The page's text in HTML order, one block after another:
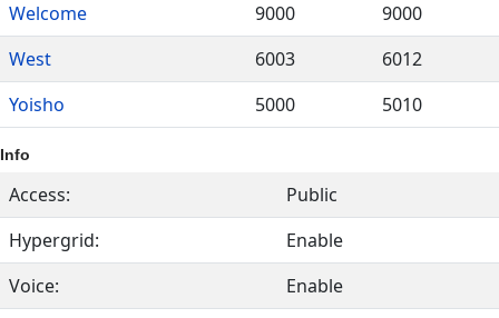
Welcome
9000
9000
West
6003
6012
Yoisho
5000 5010
Info
Access:
Public
Hypergrid:
Enable
Voice:
Enable